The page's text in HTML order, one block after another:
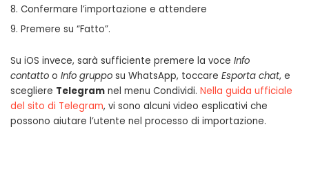
Confermare l’importazione e attendere
Premere su “Fatto”.
Su iOS invece, sarà sufficiente premere la voce Info
contatto o Info gruppo su WhatsApp, toccare Esporta chat, e
scegliere Telegram nel menu Condividi. Nella guida ufficiale
del sito di Telegram, vi sono alcuni video esplicativi che
possono aiutare l’utente nel processo di importazione.